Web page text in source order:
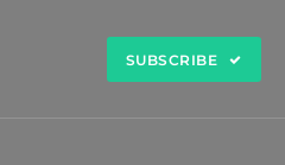
SUBSCRIBE